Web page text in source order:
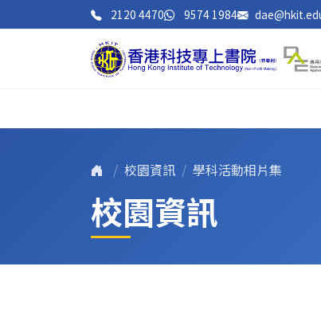
2120 4470 9574 1984
校園資訊 學科活動相片集
校園資訊